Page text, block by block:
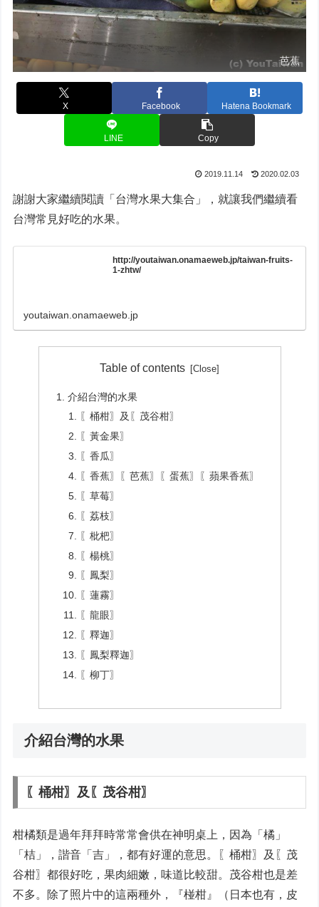
芭蕉
X Facebook Hatena Bookmark
LINE Copy
2019.11.14 2020.02.03
謝謝大家繼續閱讀「台灣水果大集合」，就讓我們繼續看
台灣常見好吃的水果。
http://youtaiwan.onamaeweb.jp/taiwan-fruits-
1-zhtw/
youtaiwan.onamaeweb.jp
Table of contents
介紹台灣的水果
〖桶柑〗及〖茂谷柑〗
〖黃金果〗
〖香瓜〗
〖香蕉〗〖芭蕉〗〖蛋蕉〗〖蘋果香蕉〗
〖草莓〗
〖荔枝〗
〖枇杷〗
〖楊桃〗
〖鳳梨〗
〖蓮霧〗
〖龍眼〗
〖釋迦〗
〖鳳梨釋迦〗
〖柳丁〗
介紹台灣的水果
〖桶柑〗及〖茂谷柑〗
柑橘類是過年拜拜時常常會供在神明桌上，因為「橘」
「桔」，諧音「吉」，都有好運的意思。〖桶柑〗及〖茂
谷柑〗都很好吃，果肉細嫩，味道比較甜。茂谷柑也是差
不多。除了照片中的這兩種外，『椪柑』（日本也有，皮